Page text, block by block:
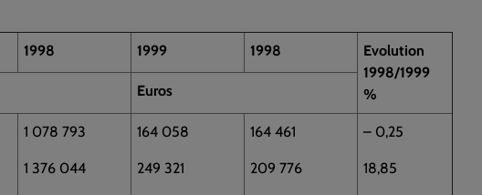
1998 1999 1998
Evolution
1998/1999
%
Euros
1 078 793
1 376 044
164 058
249 321
164 461
209 776
– 0,25
18,85